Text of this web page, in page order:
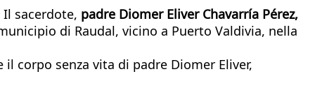
sacerdote, padre Diomer Eliver Chavarría Pérez,
di Raudal, vicino a Puerto Valdivia, nella
corpo senza vita di padre Diomer Eliver,